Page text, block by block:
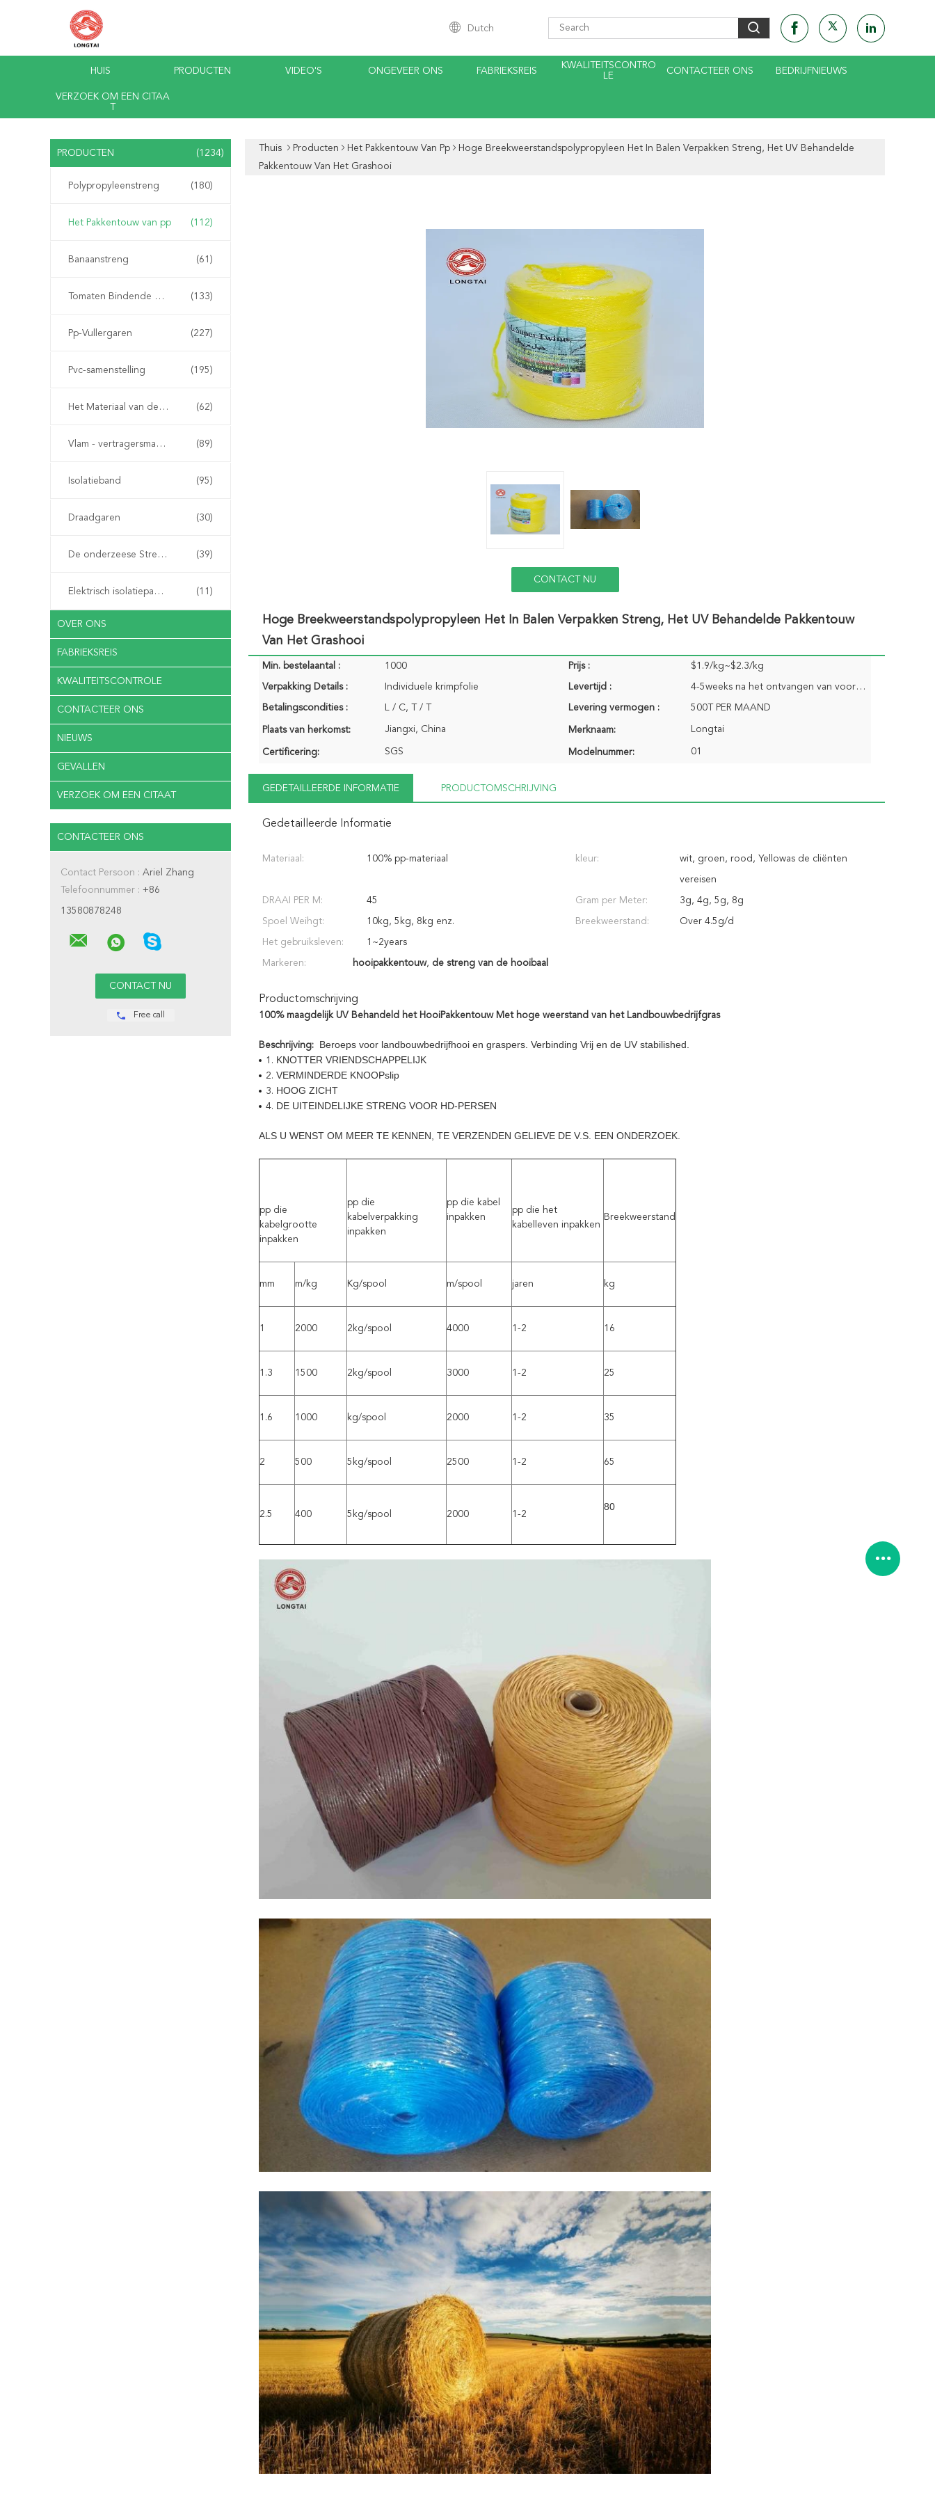
Dutch
HUIS PRODUCTEN VIDEO'S ONGEVEER ONS FABRIEKSREIS
KWALITEITSCONTRO
LE
CONTACTEER ONS BEDRIJFNIEUWS
VERZOEK OM EEN CITAA
PRODUCTEN (1234)
Polypropyleenstreng (180)
Het Pakkentouw van pp (112)
Banaanstreng (61)
Tomaten Bindende Streng (133)
Pp-Vullergaren (227)
Pvc-samenstelling (195)
Het Materiaal van de kabelvuller (62)
Vlam - vertragersmateriaal (89)
Isolatieband (95)
Draadgaren (30)
De onderzeese Streng van de Kabelpantsering (39)
Elektrisch isolatiepapier (11)
OVER ONS
FABRIEKSREIS
KWALITEITSCONTROLE
CONTACTEER ONS
NIEUWS
GEVALLEN
VERZOEK OM EEN CITAAT
CONTACTEER ONS
Contact Persoon : Ariel Zhang
Telefoonnummer : +86
13580878248
Free call
Thuis Producten Het Pakkentouw Van Pp
Hoge Breekweerstandspolypropyleen Het In Balen Verpakken Streng, Het UV Behandelde
Pakkentouw Van Het Grashooi
CONTACT NU
Hoge Breekweerstandspolypropyleen Het In Balen Verpakken Streng, Het UV Behandelde Pakkentouw
Van Het Grashooi
Min. bestelaantal : 1000 Prijs : $1.9/kg~$2.3/kg
Verpakking Details : Individuele krimpfolie Levertijd : 4-5weeks na het ontvangen van vooruitbetaling
Betalingscondities : L / C, T / T Levering vermogen : 500T PER MAAND
Plaats van herkomst: Jiangxi, China Merknaam: Longtai
Certificering: SGS Modelnummer: 01
GEDETAILLEERDE INFORMATIE PRODUCTOMSCHRIJVING
Gedetailleerde Informatie
Materiaal: 100% pp-materiaal kleur: wit, groen, rood, Yellowas de cliënten
vereisen
DRAAI PER M: 45 Gram per Meter: 3g, 4g, 5g, 8g
Spoel Weihgt: 10kg, 5kg, 8kg enz. Breekweerstand: Over 4.5g/d
Het gebruiksleven: 1~2years
Markeren: hooipakkentouw, de streng van de hooibaal
Productomschrijving
100% maagdelijk UV Behandeld het HooiPakkentouw Met hoge weerstand van het Landbouwbedrijfgras
Beschrijving: Beroeps voor landbouwbedrijfhooi en graspers. Verbinding Vrij en de UV stabilished.
1. KNOTTER VRIENDSCHAPPELIJK
2. VERMINDERDE KNOOPslip
3. HOOG ZICHT
4. DE UITEINDELIJKE STRENG VOOR HD-PERSEN
ALS U WENST OM MEER TE KENNEN, TE VERZENDEN GELIEVE DE V.S. EEN ONDERZOEK.
pp die
kabelgrootte
inpakken
pp die
kabelverpakking
inpakken
pp die kabel
inpakken
pp die het
kabelleven inpakken
Breekweerstand
mm m/kg Kg/spool m/spool jaren kg
1 2000 2kg/spool 4000 1-2 16
1.3 1500 2kg/spool 3000 1-2 25
1.6 1000 kg/spool 2000 1-2 35
2 500 5kg/spool 2500 1-2 65
2.5 400 5kg/spool 2000 1-2
80